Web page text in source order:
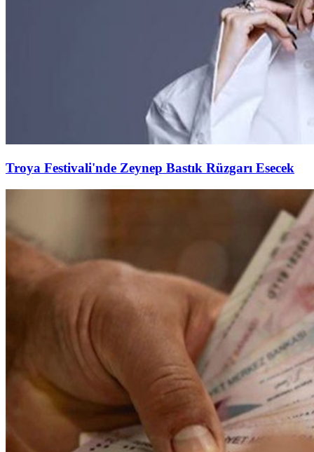
Troya Festivali'nde Zeynep Bastık Rüzgarı Esecek